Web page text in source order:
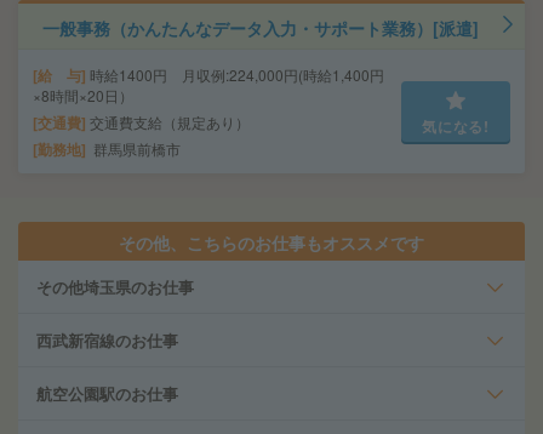
一般事務（かんたんなデータ入力・サポート業務）[派遣]
給 与 時給1400円 月収例:224,000円(時給1,400円
×8時間×20日）
交通費 交通費支給（規定あり）
勤務地 群馬県前橋市
気になる!
その他、こちらのお仕事もオススメです
その他埼玉県のお仕事
西武新宿線のお仕事
航空公園駅のお仕事